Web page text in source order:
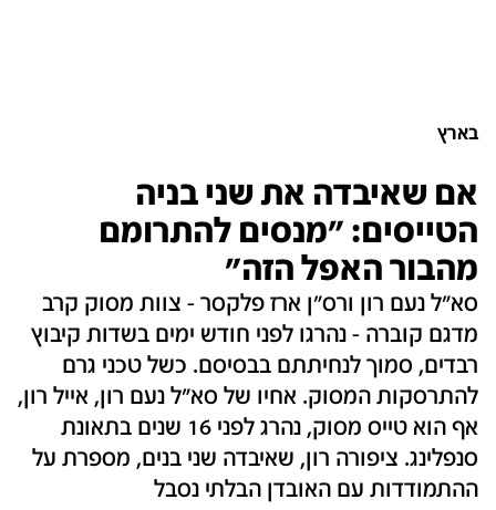
בארץ
אם שאיבדה את שני בניה
הטייסים: "מנסים להתרומם
מהבור האפל הזה"
סא"ל נעם רון ורס"ן ארז פלקסר - צוות מסוק קרב
מדגם קוברה - נהרגו לפני חודש ימים בשדות קיבוץ
רבדים, סמוך לנחיתתם בבסיסם. כשל טכני גרם
להתרסקות המסוק. אחיו של סא"ל נעם רון, אייל רון,
אף הוא טייס מסוק, נהרג לפני 16 שנים בתאונת
סנפלינג. ציפורה רון, שאיבדה שני בנים, מספרת על
ההתמודדות עם האובדן הבלתי נסבל